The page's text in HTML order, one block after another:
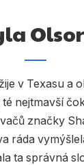
pro
pro děti
v Texasu a
nejtmavší
značky
ráda
ta správná